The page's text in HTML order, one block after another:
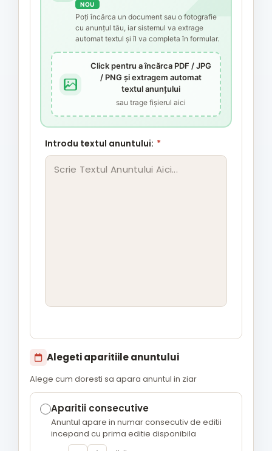
NOU
Poți încărca un document sau o fotografie
cu anunțul tău, iar sistemul va extrage
automat textul și îl va completa în formular.
Click pentru a încărca PDF / JPG
/ PNG și extragem automat
textul anunțului
sau trage fișierul aici
Introdu textul anuntului: *
Alegeti aparitiile anuntului
Alege cum doresti sa apara anuntul in ziar
Aparitii consecutive
Anuntul apare in numar consecutiv de editii
incepand cu prima editie disponibila